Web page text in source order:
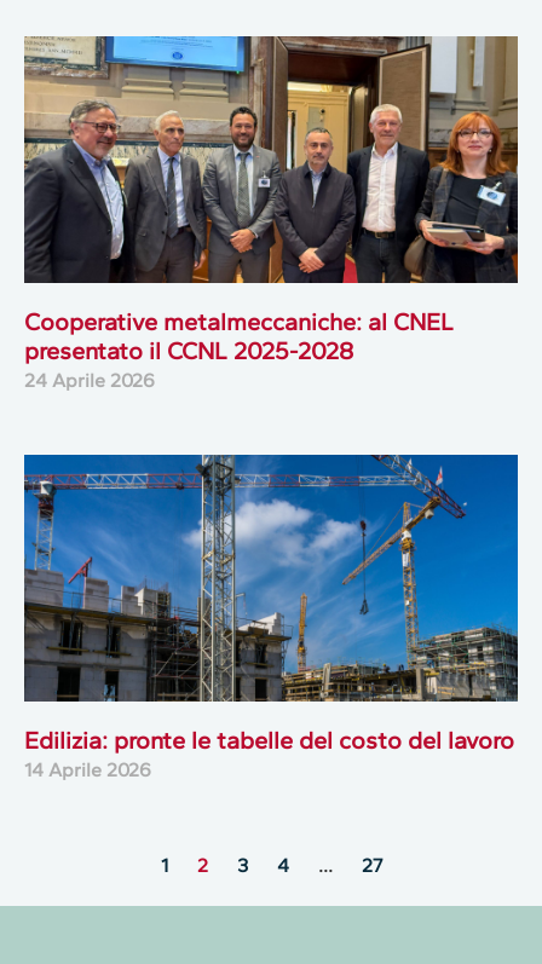
Cooperative metalmeccaniche: al CNEL
presentato il CCNL 2025-2028
24 Aprile 2026
Edilizia: pronte le tabelle del costo del lavoro
14 Aprile 2026
1 2 3 4 … 27